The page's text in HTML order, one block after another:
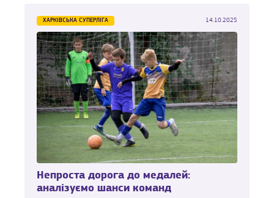
ХАРКІВСЬКА СУПЕРЛІГА 14.10.2025
Непроста дорога до медалей:
аналізуємо шанси команд